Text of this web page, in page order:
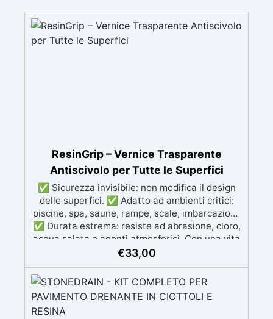
ResinGrip – Vernice Trasparente
Antiscivolo per Tutte le Superfici
✅ Sicurezza invisibile: non modifica il design
delle superfici. ✅ Adatto ad ambienti critici:
piscine, spa, saune, rampe, scale, imbarcazioni.
✅ Durata estrema: resiste ad abrasione, cloro,
acqua salata e agenti atmosferici. Con una vita
media di oltre 10 anni. ✅ Facile applicazione:
nche piccole crepe e difetti ✅ Soluzione
professionale e certificata con Dichiarazione di
Prestazione (DoP).
€33,00